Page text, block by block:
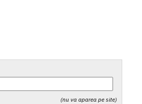
(nu va aparea pe site)